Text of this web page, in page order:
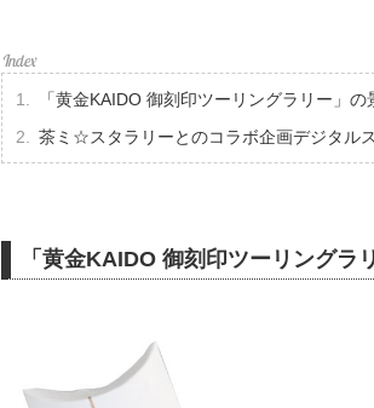
「黄金KAIDO 御刻印ツーリングラリー」
茶ミ☆スタラリーとのコラボ企画デジタル
「黄金KAIDO 御刻印ツーリング